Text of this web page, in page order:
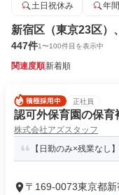
土日祝休み
年
新宿区（東京23区）
447件1〜100件目を表示中
関連度順新着順
正社員
認可外保育園の保育
株式会社アズスタッフ
【日勤のみ×残業なし
〒169-0073東京都